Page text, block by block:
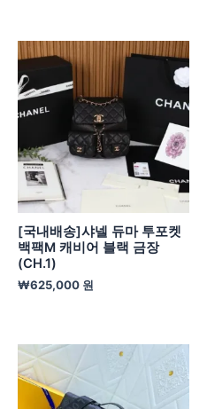
[국내배송]샤넬 듀마 투포켓
백팩M 캐비어 블랙 금장
(CH.1)
₩625,000 원